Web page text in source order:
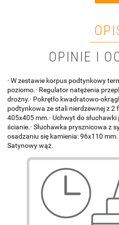
OPINIE I
· W zestawie korpus podtynkowy
poziomo.· Regulator natężenia
drożny.· Pokrętło kwadratowo-
podtynkowa ze stali nierdzewnej z
405x405 mm.· Uchwyt do
ścianie.· Słuchawka prysznicowa z
osadzaniu się kamienia: 96x110
Satynowy wąż.